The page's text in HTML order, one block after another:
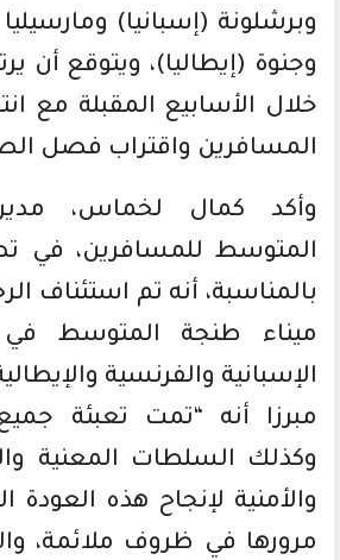
وبرشلونة (إسبانيا)
وجنوة (إيطاليا)، ويتوقع أن
خلال الأسابيع المقبلة مع
المسافرين واقتراب فصل
وأكد كمال لخماس،
المتوسط للمسافرين، في
بالمناسبة، أنه تم استئناف
ميناء طنجة المتوسط في
الإسبانية والفرنسية
مبرزا أنه “تمت تعبئة
وكذلك السلطات المعنية
والأمنية لإنجاح هذه العودة
مرورها في ظروف ملائمة،